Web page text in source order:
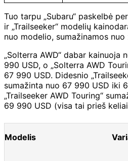
Tuo tarpu „Subaru“ paskelbė
ir „Trailseeker“ modelių
nuo modelio, sumažinamos
„Solterra AWD“ dabar kainuoja
990 USD, o „Solterra AWD
67 990 USD. Didesnio
sumažinta nuo 67 990 USD iki
„Trailseeker AWD Touring“
69 990 USD (visa tai prieš
Modelis